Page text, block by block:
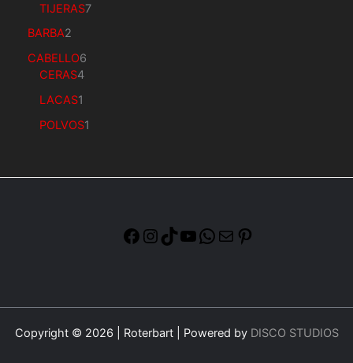
TIJERAS7
BARBA2
CABELLO6
CERAS4
LACAS1
POLVOS1
Copyright © 2026 | Roterbart | Powered by DISCO STUDIOS